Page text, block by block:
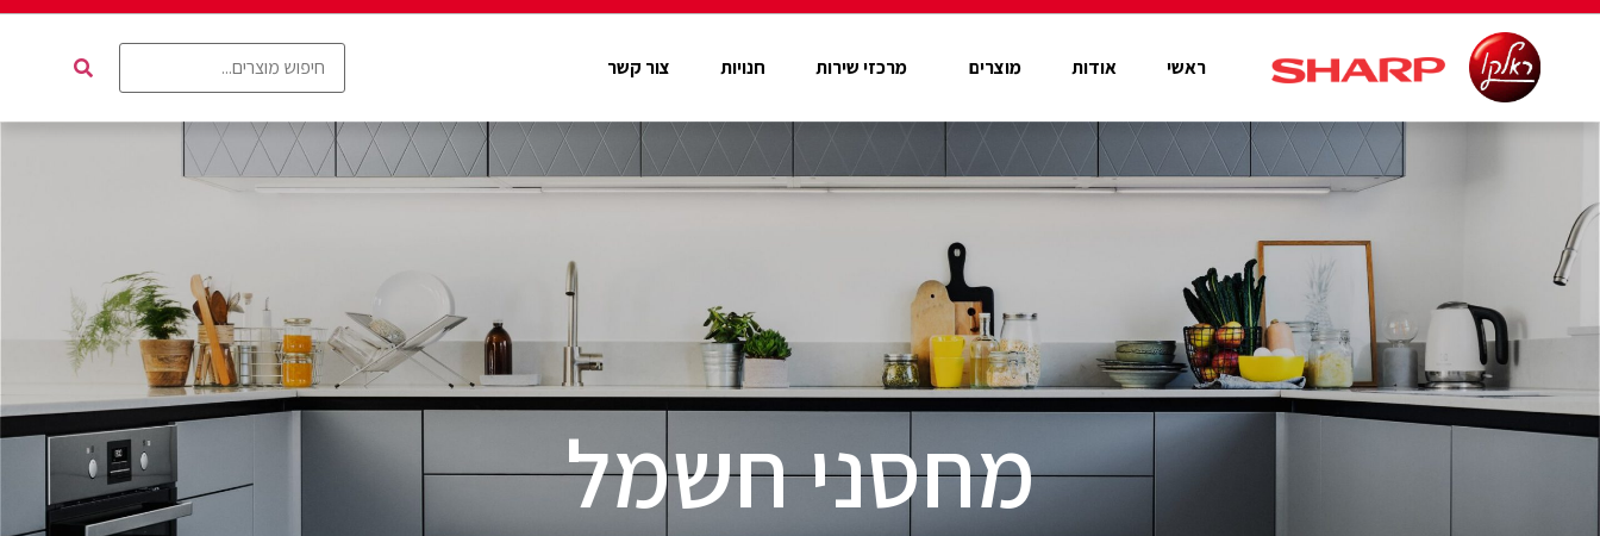
ראשי אודות מוצרים מרכזי שירות חנויות צור קשר
מחסני חשמל